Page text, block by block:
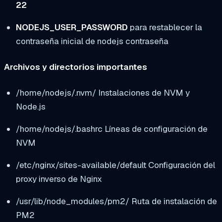
22
NODEJS_USER_PASSWORD para restablecer la
contraseña inicial de nodejs contraseña
Archivos y directorios importantes
/home/nodejs/.nvm/ Instalaciones de NVM y
Node.js
/home/nodejs/.bashrc Líneas de configuración de
NVM
/etc/nginx/sites-available/defaultConfiguración del
proxy inverso de Nginx
/usr/lib/node_modules/pm2/ Ruta de instalación de
PM2